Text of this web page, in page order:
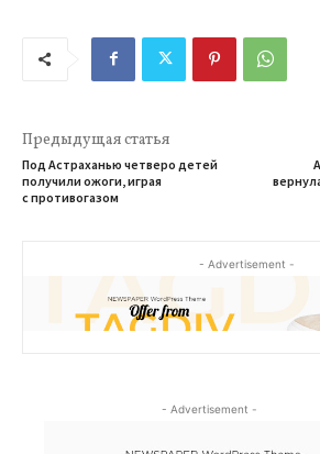
Предыдущая статья
Под Астраханью четверо детей
получили ожоги, играя
с противогазом
- Advertisement -
- Advertisement -